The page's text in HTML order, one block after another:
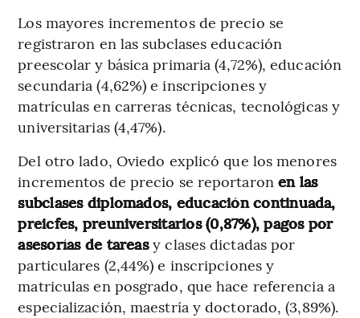
Los mayores incrementos de precio se
registraron en las subclases educación
preescolar y básica primaria (4,72%), educación
secundaria (4,62%) e inscripciones y
matrículas en carreras técnicas, tecnológicas y
universitarias (4,47%).
Del otro lado, Oviedo explicó que los menores
incrementos de precio se reportaron en las
subclases diplomados, educación continuada,
preicfes, preuniversitarios (0,87%), pagos por
asesorías de tareasy clases dictadas por
particulares (2,44%) e inscripciones y
matriculas en posgrado, que hace referencia a
especialización, maestría y doctorado, (3,89%).